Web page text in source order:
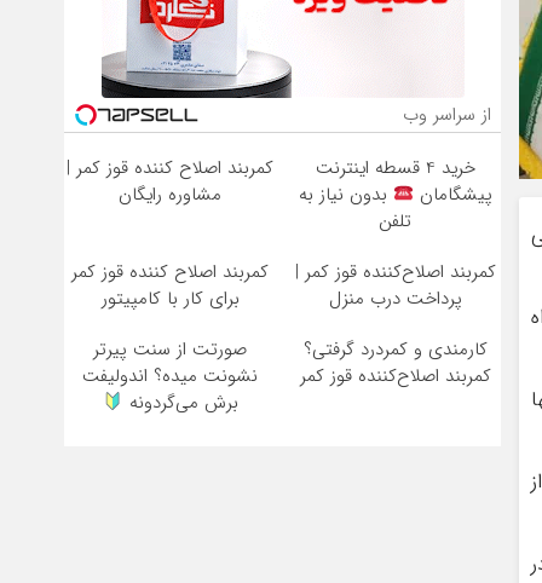
از سراسر وب
خرید 4 قسطه اینترنت
پیشگامان
بدون نیاز به
تلفن
کمربند اصلاح کننده قوز کمر |
مشاوره رایگان
کمربند اصلاح‌کننده قوز کمر |
پرداخت درب منزل
کمربند اصلاح کننده قوز کمر
برای کار با کامپیتور
کارمندی و کمردرد گرفتی؟
کمربند اصلاح‌کننده قوز کمر
صورتت از سنت پیرتر
نشونت میده؟ اندولیفت
برش می‌گردونه